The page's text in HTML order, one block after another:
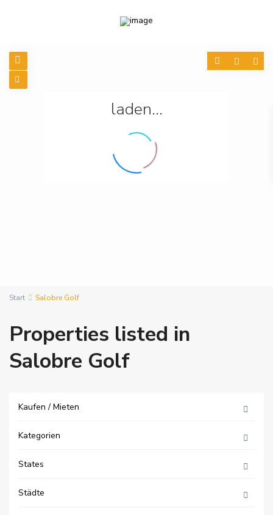
laden...
Start Salobre Golf
Properties listed in
Salobre Golf
Kaufen / Mieten
Kategorien
States
Städte